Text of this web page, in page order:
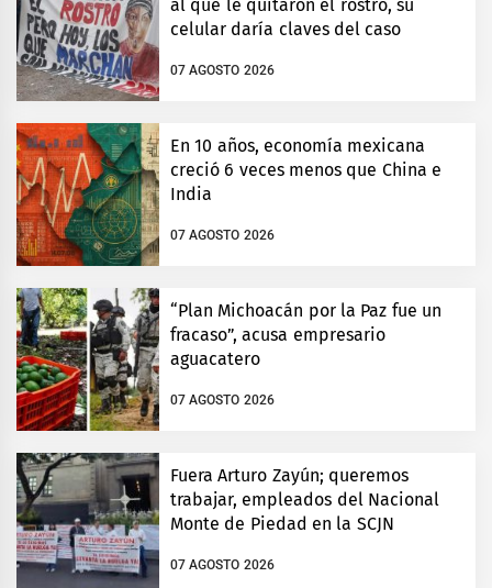
al que le quitaron el rostro, su
celular daría claves del caso
07 AGOSTO 2026
En 10 años, economía mexicana
creció 6 veces menos que China e
India
07 AGOSTO 2026
“Plan Michoacán por la Paz fue un
fracaso”, acusa empresario
aguacatero
07 AGOSTO 2026
Fuera Arturo Zayún; queremos
trabajar, empleados del Nacional
Monte de Piedad en la SCJN
07 AGOSTO 2026